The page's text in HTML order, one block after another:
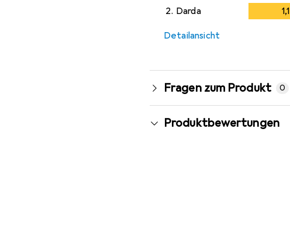
0,4%
2. Darda 1,1
Detailansicht
Fragen zum Produkt 0
Produktbewertungen